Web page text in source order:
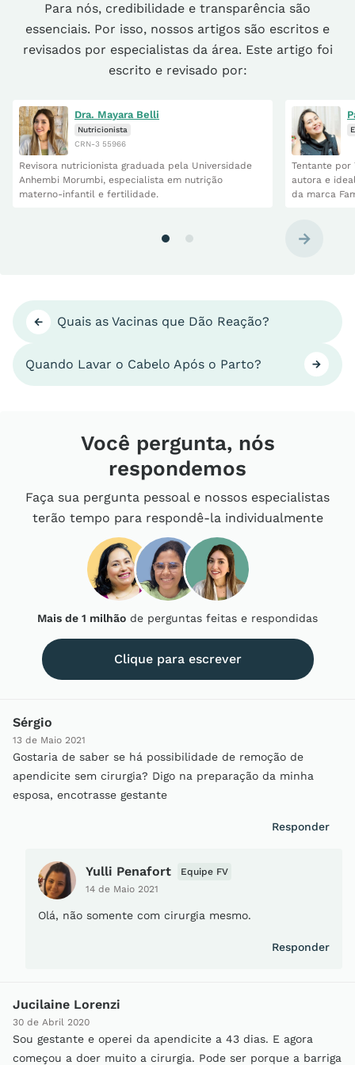
Para nós, credibilidade e transparência são
essenciais. Por isso, nossos artigos são escritos e
revisados por especialistas da área. Este artigo foi
escrito e revisado por:
Dra. Mayara Belli
Nutricionista
CRN-3 55966
Revisora nutricionista graduada pela Universidade
Anhembi Morumbi, especialista em nutrição
materno-infantil e fertilidade.
Tentante por
autora e
da marca
Quais as Vacinas que Dão Reação?
Quando Lavar o Cabelo Após o Parto?
Você pergunta, nós
respondemos
Faça sua pergunta pessoal e nossos especialistas
terão tempo para respondê-la individualmente
Mais de 1 milhão de perguntas feitas e respondidas
Clique para escrever
Sérgio
13 de Maio 2021
Gostaria de saber se há possibilidade de remoção de
apendicite sem cirurgia? Digo na preparação da minha
esposa, encotrasse gestante
Responder
Yulli Penafort
14 de Maio 2021
Equipe FV
Olá, não somente com cirurgia mesmo.
Responder
Jucilaine Lorenzi
30 de Abril 2020
Sou gestante e operei da apendicite a 43 dias. E agora
começou a doer muito a cirurgia. Pode ser porque a barriga